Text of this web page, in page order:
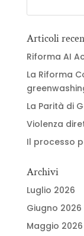
Articoli
Riforma AI
La Riforma
La Parità di
Violenza
Il processo
Archivi
Luglio 2026
Giugno 2026
Maggio 2026